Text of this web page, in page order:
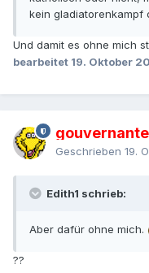
kein gladiatorenkampf
Und damit es ohne mich
bearbeitet 19. Oktober
gouvernante
Geschrieben 19.
Edith1 schrieb:
Aber dafür ohne mich.
??